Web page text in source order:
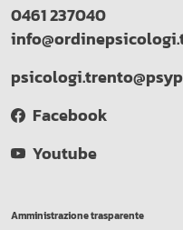
0461 237040
Facebook
Youtube
Amministrazione trasparente